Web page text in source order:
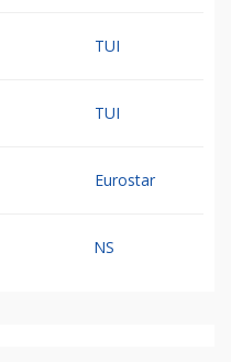
TUI
TUI
Eurostar
NS